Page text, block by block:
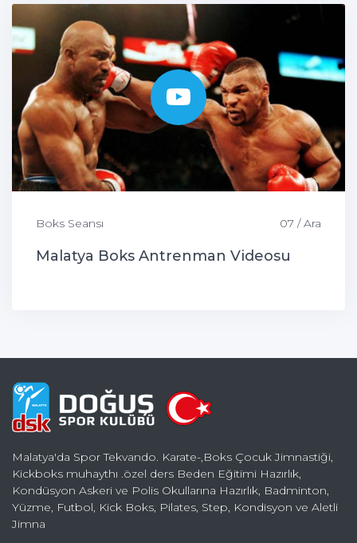
Boks Seansı 07 / Ara
Malatya Boks Antrenman Videosu
Malatya'da Spor Tekvando. Karate-,Boks Çocuk Jimnastiği,
Kickboks muhaythı .özel ders Beden Eğitimi Hazırlık,
Kondüsyon Askeri ve Polis Okullarına Hazırlık, Badminton,
Yüzme, Futbol, Kick Boks, Pilates, Step, Kondisyon ve Aletli
Jimna